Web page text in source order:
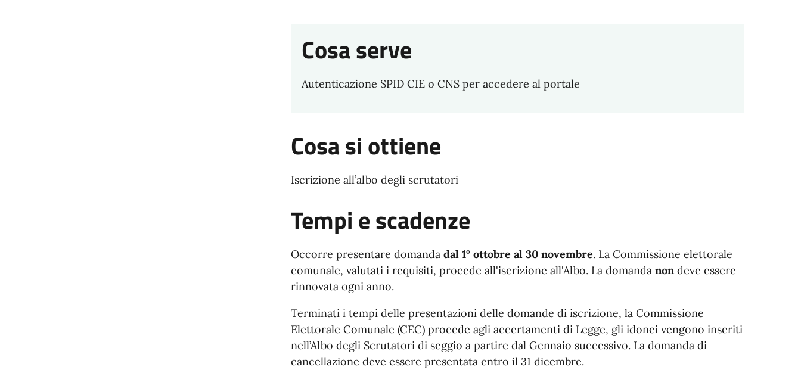
Cosa serve
Autenticazione SPID CIE o CNS per accedere al portale
Cosa si ottiene
Iscrizione all’albo degli scrutatori
Tempi e scadenze
Occorre presentare domanda dal 1° ottobre al 30 novembre. La Commissione elettorale
comunale, valutati i requisiti, procede all'iscrizione all'Albo. La domanda nondeve essere
rinnovata ogni anno.
Terminati i tempi delle presentazioni delle domande di iscrizione, la Commissione
Elettorale Comunale (CEC) procede agli accertamenti di Legge, gli idonei vengono inseriti
nell’Albo degli Scrutatori di seggio a partire dal Gennaio successivo. La domanda di
cancellazione deve essere presentata entro il 31 dicembre.